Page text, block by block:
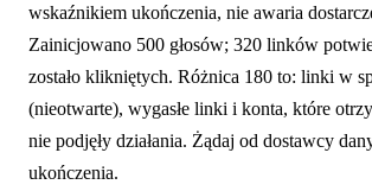
wskaźnikiem ukończenia, nie awaria
Zainicjowano 500 głosów; 320 linków
zostało klikniętych. Różnica 180 to: linki w
(nieotwarte), wygasłe linki i konta, które
nie podjęły działania. Żądaj od dostawcy
ukończenia.